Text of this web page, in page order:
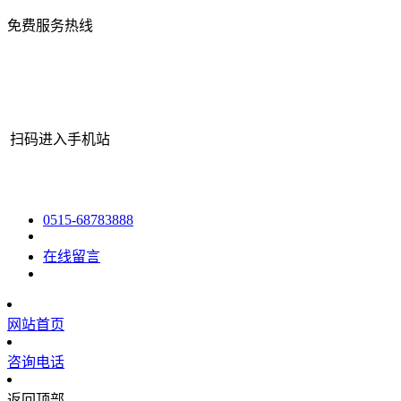
免费服务热线
扫码进入手机站
0515-68783888
在线留言
网站首页
咨询电话